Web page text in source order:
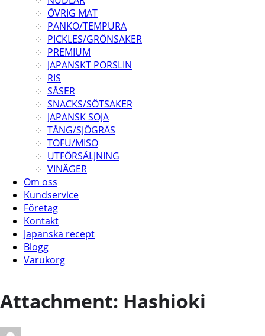
ÖVRIG MAT
PANKO/TEMPURA
PICKLES/GRÖNSAKER
PREMIUM
JAPANSKT PORSLIN
RIS
SÅSER
SNACKS/SÖTSAKER
JAPANSK SOJA
TÅNG/SJÖGRÄS
TOFU/MISO
UTFÖRSÄLJNING
VINÄGER
Om oss
Kundservice
Företag
Kontakt
Japanska recept
Blogg
Varukorg
Attachment: Hashioki